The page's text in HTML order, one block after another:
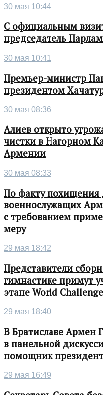
30 мая 10:44
С официальным
председатель
30 мая 10:41
Премьер-министр
президентом
30 мая 08:36
Алиев открыто
чистки в Нагорном
Армении
30 мая 08:33
По факту похищения
военнослужащих
с требованием
меру
29 мая 18:42
Представители
гимнастике примут
этапе World
29 мая 18:40
В Братиславе Армен
в панельной
помощник
29 мая 16:49